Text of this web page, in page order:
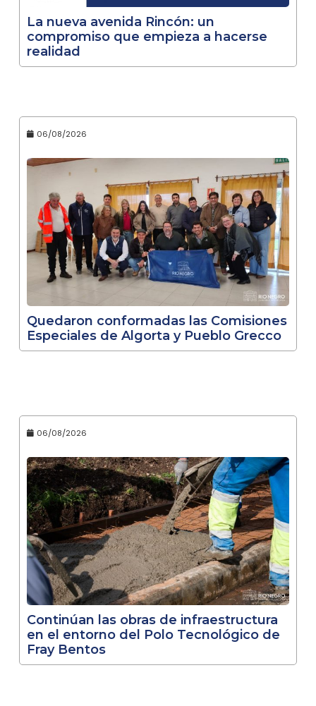
La nueva avenida Rincón: un
compromiso que empieza a hacerse
realidad
06/08/2026
Quedaron conformadas las Comisiones
Especiales de Algorta y Pueblo Grecco
06/08/2026
Continúan las obras de infraestructura
en el entorno del Polo Tecnológico de
Fray Bentos